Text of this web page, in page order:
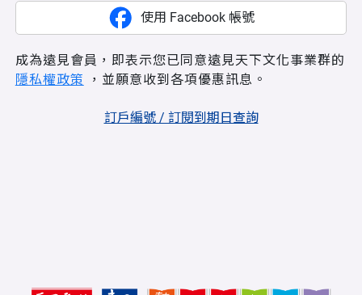
使用 Facebook 帳號
成為遠見會員，即表示您已同意遠見天下文化事業群的
隱私權政策 ，並願意收到各項優惠訊息。
訂戶編號 / 訂閱到期日查詢